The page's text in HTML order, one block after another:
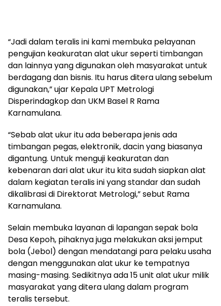
“Jadi dalam teralis ini kami membuka pelayanan
pengujian keakuratan alat ukur seperti timbangan
dan lainnya yang digunakan oleh masyarakat untuk
berdagang dan bisnis. Itu harus ditera ulang sebelum
digunakan,” ujar Kepala UPT Metrologi
Disperindagkop dan UKM Basel R Rama
Karnamulana.
“Sebab alat ukur itu ada beberapa jenis ada
timbangan pegas, elektronik, dacin yang biasanya
digantung. Untuk menguji keakuratan dan
kebenaran dari alat ukur itu kita sudah siapkan alat
dalam kegiatan teralis ini yang standar dan sudah
dikalibrasi di Direktorat Metrologi,” sebut Rama
Karnamulana.
Selain membuka layanan di lapangan sepak bola
Desa Kepoh, pihaknya juga melakukan aksi jemput
bola (Jebol) dengan mendatangi para pelaku usaha
dengan menggunakan alat ukur ke tempatnya
masing-masing. Sedikitnya ada 15 unit alat ukur milik
masyarakat yang ditera ulang dalam program
teralis tersebut.